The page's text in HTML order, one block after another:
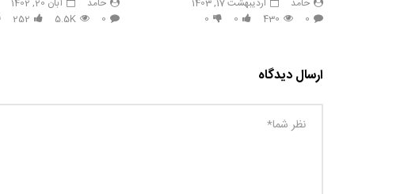
0
430
0
0
0
5.5K
252
ارسال دیدگاه